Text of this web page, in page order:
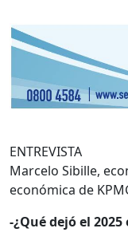
ENTREVISTA
Marcelo Sibille,
económica de
-¿Qué dejó el